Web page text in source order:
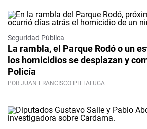
Seguridad Pública
La rambla, el Parque Rodó o un
los homicidios se desplazan y
Policía
POR JUAN FRANCISCO PITTALUGA